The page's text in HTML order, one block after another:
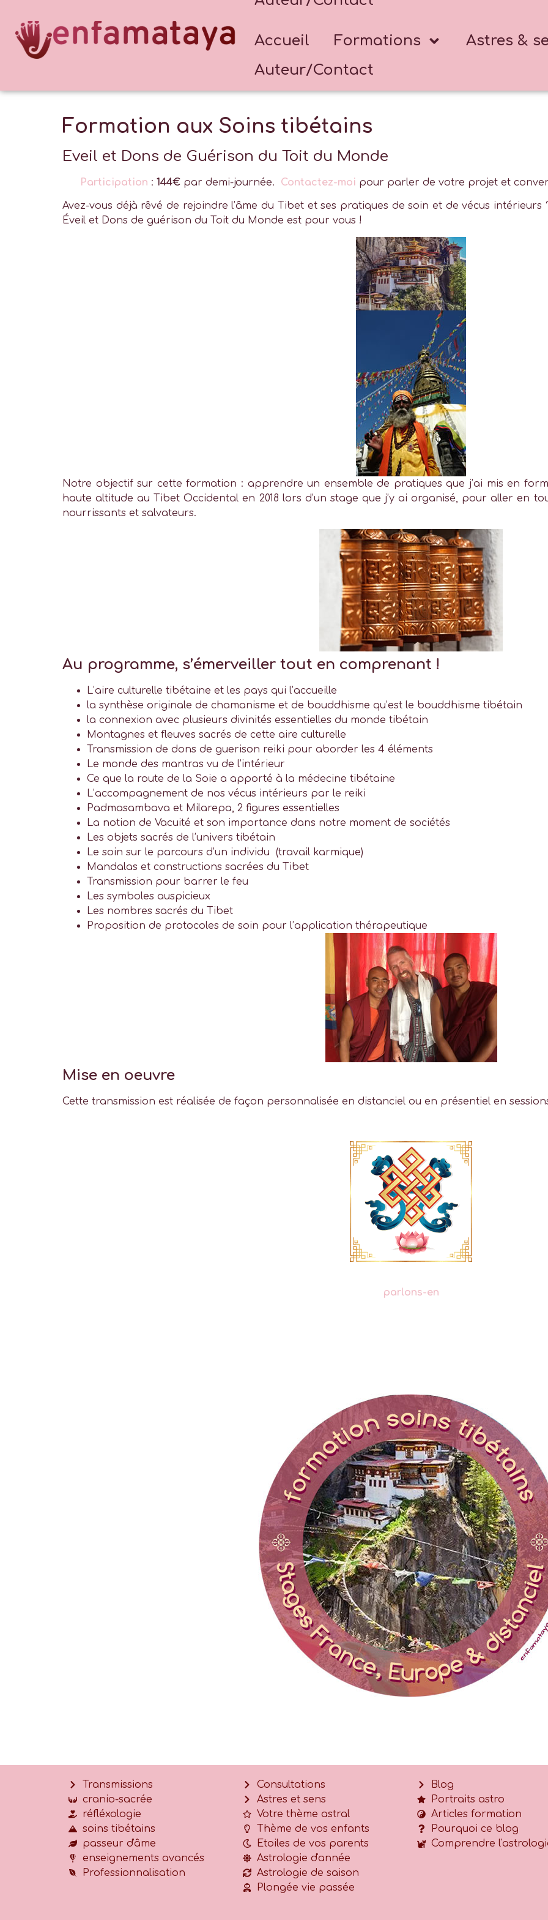
Accueil Formations Astres &
Auteur/Contact
Formation aux Soins tibétains
Eveil et Dons de Guérison du Toit du Monde
Participation : 144€par demi-journée. Contactez-moi pour parler de votre projet et
Avez-vous déjà rêvé de rejoindre l’âme du Tibet et ses pratiques de soin et de vécus
Éveil et Dons de guérison du Toit du Monde est pour vous !
Notre objectif sur cette formation : apprendre un ensemble de pratiques que j’ai mis en
haute altitude au Tibet Occidental en 2018 lors d’un stage que j’y ai organisé, pour aller en
nourrissants et salvateurs.
Au programme, s’émerveiller tout en comprenant !
L’aire culturelle tibétaine et les pays qui l’accueille
la synthèse originale de chamanisme et de bouddhisme qu’est le bouddhisme tibétain
la connexion avec plusieurs divinités essentielles du monde tibétain
Montagnes et fleuves sacrés de cette aire culturelle
Transmission de dons de guerison reiki pour aborder les 4 éléments
Le monde des mantras vu de l’intérieur
Ce que la route de la Soie a apporté à la médecine tibétaine
L’accompagnement de nos vécus intérieurs par le reiki
Padmasambava et Milarepa, 2 figures essentielles
La notion de Vacuité et son importance dans notre moment de sociétés
Les objets sacrés de l’univers tibétain
Le soin sur le parcours d’un individu (travail karmique)
Mandalas et constructions sacrées du Tibet
Transmission pour barrer le feu
Les symboles auspicieux
Les nombres sacrés du Tibet
Proposition de protocoles de soin pour l’application thérapeutique
Mise en oeuvre
Cette transmission est réalisée de façon personnalisée en distanciel ou en présentiel en
parlons-en
Transmissions
cranio-sacrée
réfléxologie
soins tibétains
passeur d'âme
enseignements avancés
Professionnalisation
Consultations
Astres et sens
Votre thème astral
Thème de vos enfants
Etoiles de vos parents
Astrologie d'année
Astrologie de saison
Plongée vie passée
Blog
Portraits astro
Articles formation
Pourquoi ce blog
Comprendre